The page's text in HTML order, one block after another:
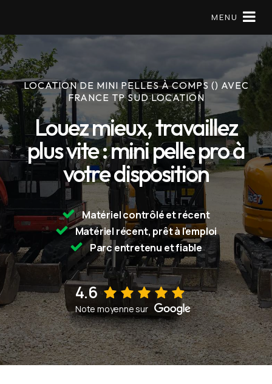
Matériels en location
Mini pelle
À Propos
Réserver
09 79 56 97 57
MENU
LOCATION DE MINI PELLES À COMPS () AVEC
FRANCE TP SUD LOCATION
Louez mieux, travaillez
plus vite : mini pelle pro à
votre disposition
Matériel contrôlé et récent
Matériel récent, prêt à l'emploi
Parc entretenu et fiable
Voir sur la fiche d'établissement Google
4.6
Note moyenne sur